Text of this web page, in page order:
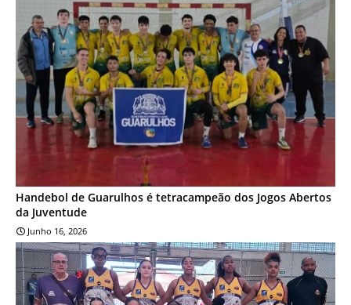
ESPORTES
Handebol de Guarulhos é tetracampeão dos Jogos Abertos
da Juventude
Junho 16, 2026
ESPORTES